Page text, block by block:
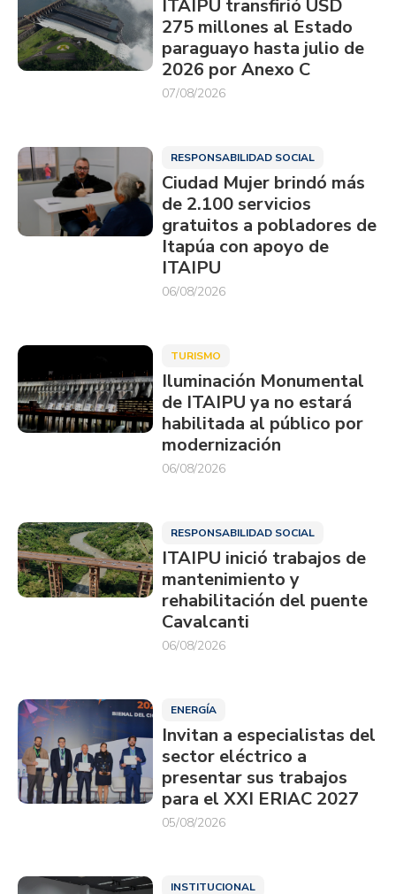
ITAIPU transfirió USD
275 millones al Estado
paraguayo hasta julio de
2026 por Anexo C
07/08/2026
RESPONSABILIDAD SOCIAL
Ciudad Mujer brindó más
de 2.100 servicios
gratuitos a pobladores de
Itapúa con apoyo de
ITAIPU
06/08/2026
TURISMO
Iluminación Monumental
de ITAIPU ya no estará
habilitada al público por
modernización
06/08/2026
RESPONSABILIDAD SOCIAL
ITAIPU inició trabajos de
mantenimiento y
rehabilitación del puente
Cavalcanti
06/08/2026
ENERGÍA
Invitan a especialistas del
sector eléctrico a
presentar sus trabajos
para el XXI ERIAC 2027
05/08/2026
INSTITUCIONAL